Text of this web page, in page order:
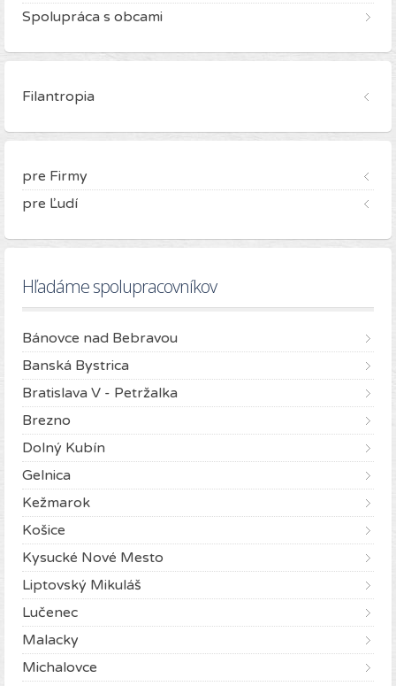
Spolupráca s obcami
Filantropia
pre Firmy
pre Ľudí
Hľadáme spolupracovníkov
Bánovce nad Bebravou
Banská Bystrica
Bratislava V - Petržalka
Brezno
Dolný Kubín
Gelnica
Kežmarok
Košice
Kysucké Nové Mesto
Liptovský Mikuláš
Lučenec
Malacky
Michalovce